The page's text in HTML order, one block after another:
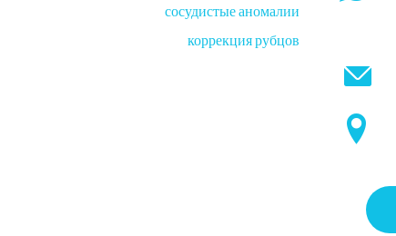
сосудистые аномалии
коррекция рубцов